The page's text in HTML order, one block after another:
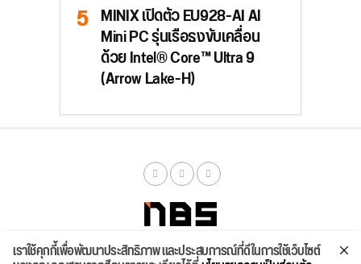
MINIX เปิดตัว EU928-AI AI
Mini PC รุ่นเรือธงขับเคลื่อน
ด้วย Intel® Core™ Ultra 9
(Arrow Lake-H)
เราใช้คุกกี้เพื่อพัฒนาประสิทธิภาพ และประสบการณ์ที่ดีในการใช้เว็บไซต์